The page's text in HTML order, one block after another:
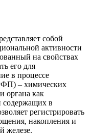
собой
активности
на свойствах
его для
в процессе
– химических
органа как
содержащих в
регистрировать
накопления и
железе.